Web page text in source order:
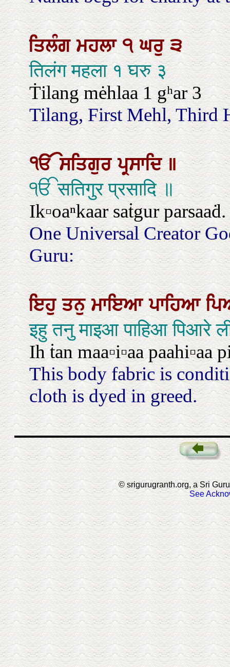
ਤਿਲੰਗਮਹਲਾ੧ਘਰੁ੩
तिलंग महला १ घरु ३
Ṫilang mėhlaa 1 gʰar 3
Tilang, First Mehl, Third
ੴਸਤਿਗੁਰਪ੍ਰਸਾਦਿ॥
ੴ सतिगुर प्रसादि ॥
Ik▫oaⁿkaar saṫgur parsaaḋ.
One Universal Creator
Guru:
ਇਹੁਤਨੁਮਾਇਆਪਾਹਿਆ
इहु तनु माइआ पाहिआ पिआरे
Ih ṫan maa▫i▫aa paahi▫aa
This body fabric is
cloth is dyed in greed.
© srigurugranth.org, a Sri
See